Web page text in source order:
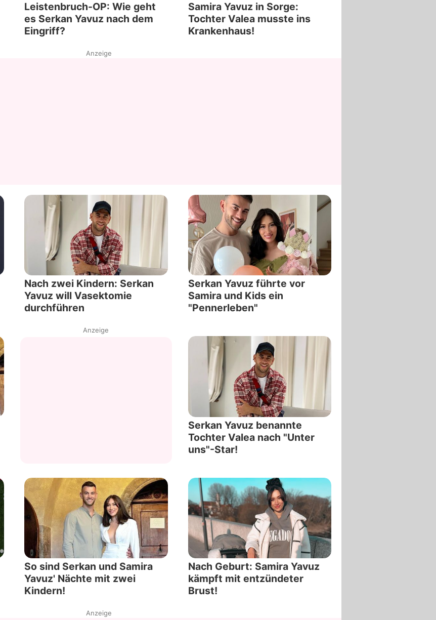
Leistenbruch-OP: Wie geht
es Serkan Yavuz nach dem
Eingriff?
Samira Yavuz in Sorge:
Tochter Valea musste ins
Krankenhaus!
Anzeige
Nach zwei Kindern: Serkan
Yavuz will Vasektomie
durchführen
Serkan Yavuz führte vor
Samira und Kids ein
"Pennerleben"
Anzeige
Serkan Yavuz benannte
Tochter Valea nach "Unter
uns"-Star!
So sind Serkan und Samira
Yavuz' Nächte mit zwei
Kindern!
Nach Geburt: Samira Yavuz
kämpft mit entzündeter
Brust!
Anzeige